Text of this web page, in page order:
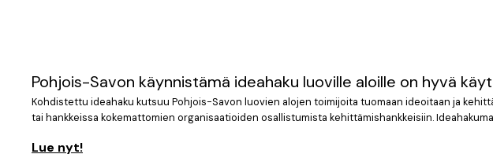
Pohjois-Savon käynnistämä ideahaku luoville aloille on hyvä
Kohdistettu ideahaku kutsuu Pohjois-Savon luovien alojen toimijoita tuomaan ideoitaan ja
tai hankkeissa kokemattomien organisaatioiden osallistumista kehittämishankkeisiin.
Lue nyt!